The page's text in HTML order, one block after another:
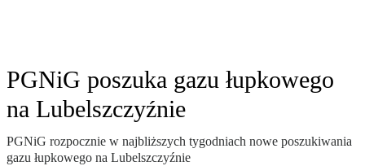
PGNiG poszuka gazu łupkowego
na Lubelszczyźnie
PGNiG rozpocznie w najbliższych tygodniach nowe poszukiwania
gazu łupkowego na Lubelszczyźnie